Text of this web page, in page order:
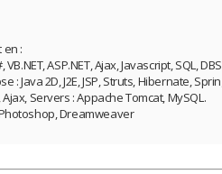
:
VB.NET, ASP.NET, Ajax, Javascript, SQL,
: Java 2D, J2E, JSP, Struts, Hibernate,
Ajax, Servers : Appache Tomcat, MySQL.
Dreamweaver